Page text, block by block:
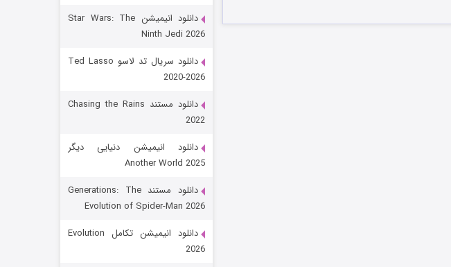
رویایی برای تو
قسمت
دانلود انیمیشن Star Wars: The
Ninth Jedi 2026
دانلود سریال تد لاسو Ted Lasso
2020-2026
دانلود مستند Chasing the Rains
2022
دانلود انیمیشن دنیایی دیگر
Another World 2025
دانلود مستند Generations: The
Evolution of Spider-Man 2026
دانلود انیمیشن تکامل Evolution
2026